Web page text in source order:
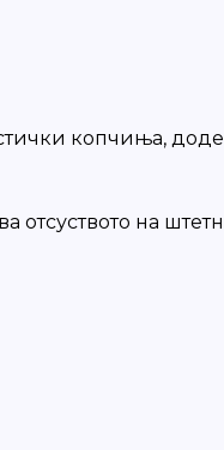
копчиња,
отсуството на